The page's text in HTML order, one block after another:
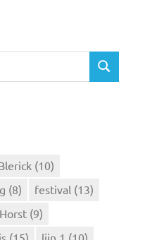
Z
(10)
(8) festival (13)
Horst (9)
(15) lijn 1 (10)